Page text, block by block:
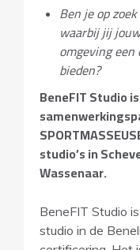
Ben je op
waarbij jij
omgeving
bieden?
BeneFIT Studio
studio’s in
Wassenaar.
BeneFIT Studio
studio in de